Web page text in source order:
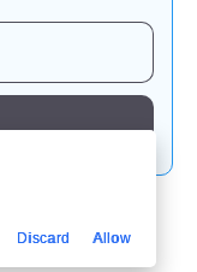
Discard Allow